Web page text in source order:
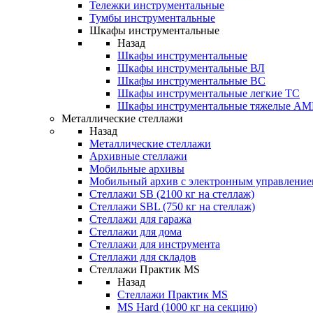
Тележки инструментальные
Тумбы инструментальные
Шкафы инструментальные
Назад
Шкафы инструментальные
Шкафы инструментальные ВЛ
Шкафы инструментальные ВС
Шкафы инструментальные легкие ТС
Шкафы инструментальные тяжелые
Металлические стеллажи
Назад
Металлические стеллажи
Архивные стеллажи
Мобильные архивы
Мобильный архив с электронным
Стеллажи SB (2100 кг на стеллаж)
Стеллажи SBL (750 кг на стеллаж)
Стеллажи для гаража
Стеллажи для дома
Стеллажи для инструмента
Стеллажи для складов
Стеллажи Практик MS
Назад
Стеллажи Практик MS
MS Hard (1000 кг на секцию)